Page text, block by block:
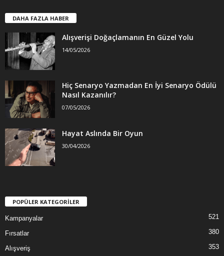
DAHA FAZLA HABER
Alışverişi Doğaçlamanın En Güzel Yolu
14/05/2026
Hiç Senaryo Yazmadan En İyi Senaryo Ödülü
Nasıl Kazanılır?
07/05/2026
Hayat Aslında Bir Oyun
30/04/2026
POPÜLER KATEGORİLER
Kampanyalar 521
Fırsatlar 380
Alışveriş 353